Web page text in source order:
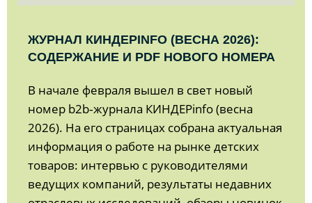
ЖУРНАЛ КИНДЕРINFO (ВЕСНА 2026):
СОДЕРЖАНИЕ И PDF НОВОГО НОМЕРА
В начале февраля вышел в свет новый
номер b2b‑журнала КИНДЕРinfo (весна
2026). На его страницах собрана актуальная
информация о работе на рынке детских
товаров: интервью с руководителями
ведущих компаний, результаты недавних